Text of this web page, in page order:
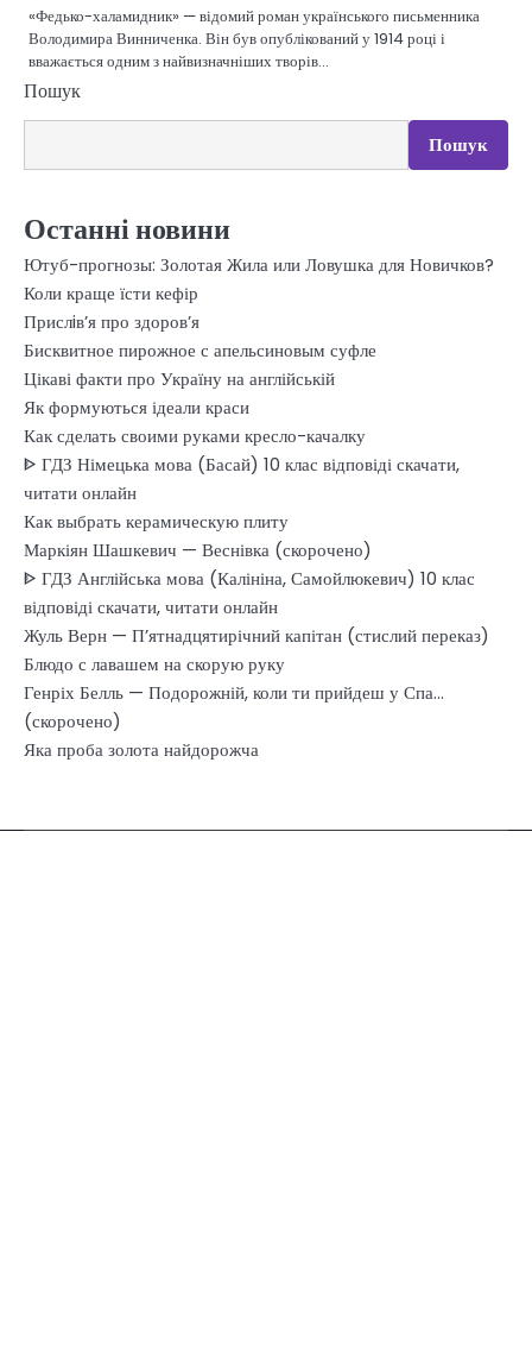
«Федько-халамидник» — відомий роман українського письменника
Володимира Винниченка. Він був опублікований у 1914 році і
вважається одним з найвизначніших творів…
Пошук
Пошук
Останні новини
Ютуб-прогнозы: Золотая Жила или Ловушка для Новичков?
Коли краще їсти кефір
Прислiв’я про здоров’я
Бисквитное пирожное с апельсиновым суфле
Цікаві факти про Україну на англійській
Як формуються ідеали краси
Как сделать своими руками кресло-качалку
ᐈ ГДЗ Німецька мова (Басай) 10 клас відповіді скачати,
читати онлайн
Как выбрать керамическую плиту
Маркіян Шашкевич — Веснівка (скорочено)
ᐈ ГДЗ Англійська мова (Калініна, Самойлюкевич) 10 клас
відповіді скачати, читати онлайн
Жуль Верн — П’ятнадцятирічний капітан (стислий переказ)
Блюдо с лавашем на скорую руку
Генріх Белль — Подорожній, коли ти прийдеш у Спа…
(скорочено)
Яка проба золота найдорожча